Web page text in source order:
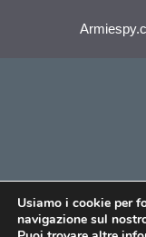
Usiamo i cookie per
navigazione sul